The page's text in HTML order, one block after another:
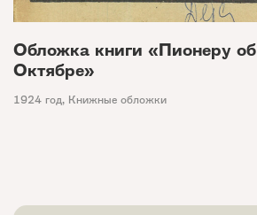
Обложка книги «Пионеру об
Октябре»
1924 год, Книжные обложки